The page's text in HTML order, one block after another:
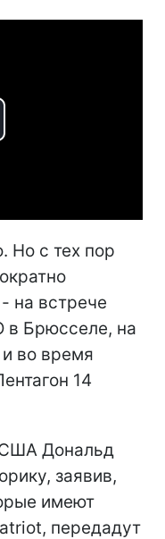
Но с тех пор
на встрече
в Брюсселе, на
во время
14
США Дональд
заявив,
имеют
передадут